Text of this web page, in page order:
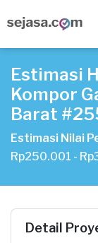
Estimasi
Kompor
Barat
Estimasi Nilai
Rp250.001 -
Detail